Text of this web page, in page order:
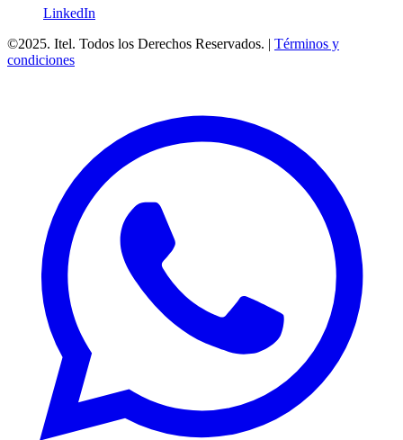
LinkedIn
©2025. Itel. Todos los Derechos Reservados. | Términos y
condiciones